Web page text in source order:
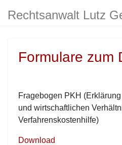
Rechtsanwalt Lutz
Formulare zum
Fragebogen PKH
und wirtschaftlichen
Verfahrenskostenhilfe)
Download